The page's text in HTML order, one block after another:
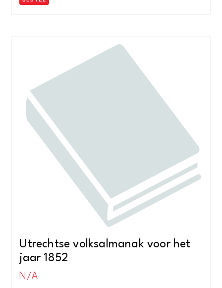
Utrechtse volksalmanak voor het
jaar 1852
N/A